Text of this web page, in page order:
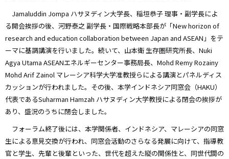
Jamaluddin Jompa ハサヌディン大学長、稲垣恭子 理事・副学長によ
る開会挨拶の後、河野泰之 副学長・国際戦略本部長が「New horizon of
research and education collaboration between Japan and ASEAN」をテ
ーマに基調講演を行いました。続いて、山本衛 生存圏研究所長、Nuki
Agya Utama ASEANエネルギーセンター事務局長、Mohd Remy Rozainy
Mohd Arif Zainol マレーシア科学大学准教授らによる講演とパネルディス
カッションが行われました。その後、本学インドネシア同窓会（HAKU）
代表であるSuharman Hamzah ハサヌディン大学教授による閉会の挨拶が
あり、盛況のうちに閉会しました。
フォーラム終了後には、本学関係者、インドネシア、マレーシアの同窓
生による意見交換が行われ、同窓会活動のさらなる発展に向けて、指導教
官と学生、先輩と後輩といった、世代を超えた縦の関係性と、同世代間の